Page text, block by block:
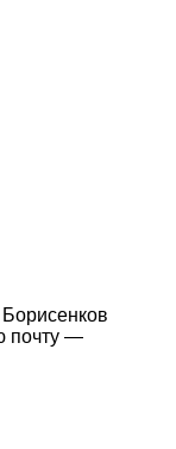
почту —